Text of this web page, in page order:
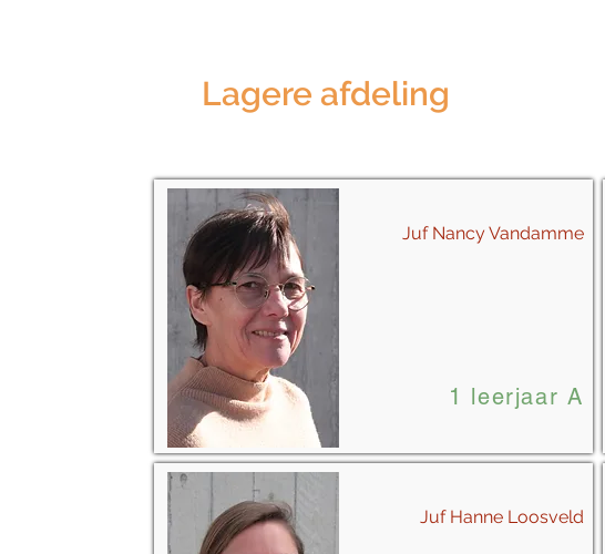
Lagere afdeling
Juf Nancy Vandamme
1 leerjaar A
Juf Hanne Loosveld